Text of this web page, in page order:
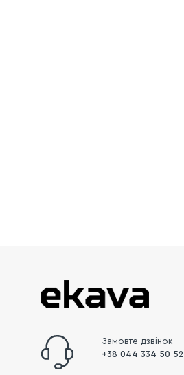
Замовте дзвінок
+38 044 334 50 52